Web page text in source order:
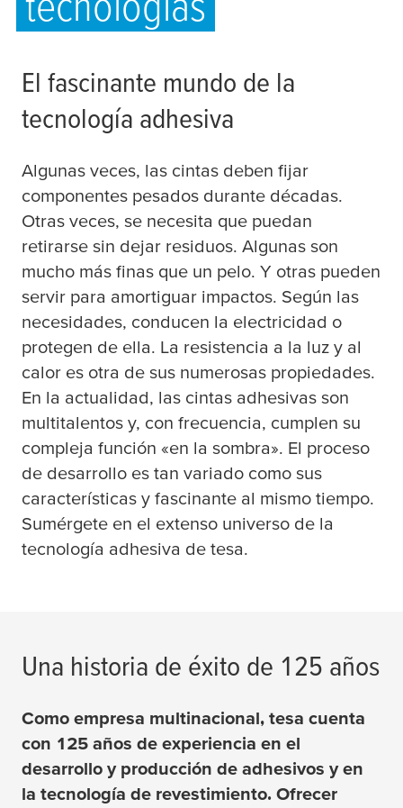
El fascinante mundo de la
tecnología adhesiva
Algunas veces, las cintas deben fijar
componentes pesados durante décadas.
Otras veces, se necesita que puedan
retirarse sin dejar residuos. Algunas son
mucho más finas que un pelo. Y otras pueden
servir para amortiguar impactos. Según las
necesidades, conducen la electricidad o
protegen de ella. La resistencia a la luz y al
calor es otra de sus numerosas propiedades.
En la actualidad, las cintas adhesivas son
multitalentos y, con frecuencia, cumplen su
compleja función «en la sombra». El proceso
de desarrollo es tan variado como sus
características y fascinante al mismo tiempo.
Sumérgete en el extenso universo de la
tecnología adhesiva de tesa.
Una historia de éxito de 125 años
Como empresa multinacional, tesa cuenta
con 125 años de experiencia en el
desarrollo y producción de adhesivos y en
la tecnología de revestimiento. Ofrecer